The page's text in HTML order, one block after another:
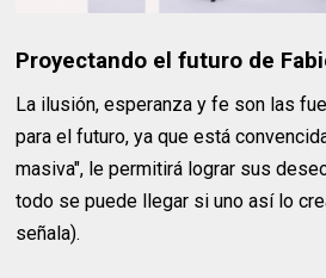
Proyectando el futuro de
La ilusión, esperanza y fe son las
para el futuro, ya que está
masiva", le permitirá lograr sus
todo se puede llegar si uno así lo
señala).